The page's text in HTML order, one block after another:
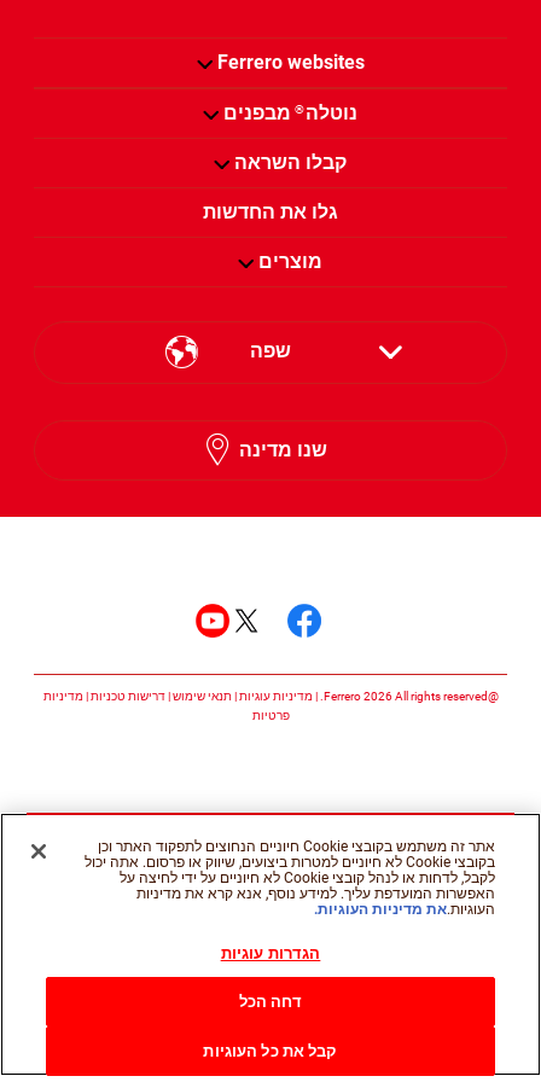
Ferrero websites
נוטלה®מבפנים
קבלו השראה
גלו את החדשות
מוצרים
שפה
English
שנו מדינה
@Ferrero 2026 All rights reserved. מדיניות עוגיות תנאי שימוש דרישות טכניות
מדיניות
פרטיות
אתר זה משתמש בקובצי Cookie חיוניים הנחוצים לתפקוד האתר וכן
בקובצי Cookie לא חיוניים למטרות ביצועים, שיווק או פרסום. אתה יכול
לקבל, לדחות או לנהל קובצי Cookie לא חיוניים על ידי לחיצה על
האפשרות המועדפת עליך. למידע נוסף, אנא קרא את מדיניות
העוגיות.את מדיניות העוגיות.
הגדרות עוגיות
דחה הכל
קבל את כל העוגיות